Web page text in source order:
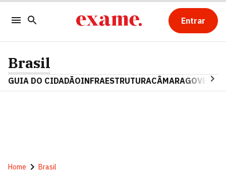
Entrar
Brasil
GUIA DO CIDADÃOINFRAESTRUTURACÂMARAGOVERNO
Home Brasil